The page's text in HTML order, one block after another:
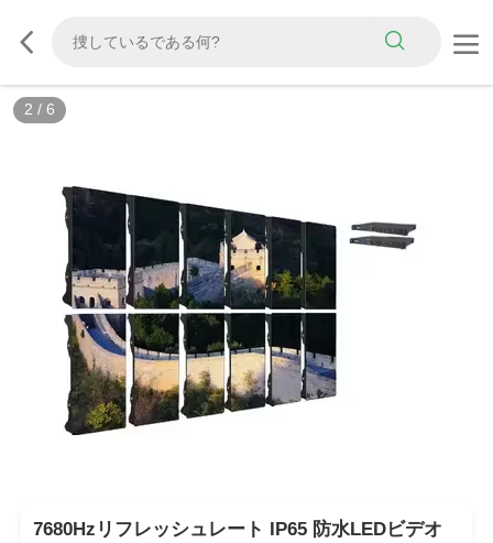
3 / 6
7680Hzリフレッシュレート IP65 防水LEDビデオ